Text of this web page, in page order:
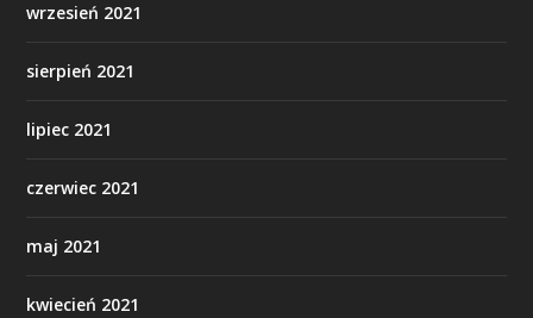
wrzesień 2021
sierpień 2021
lipiec 2021
czerwiec 2021
maj 2021
kwiecień 2021